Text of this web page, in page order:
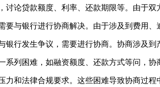
论贷款额度、利率、还款期限等。由于
与银行进行协商解决。由于涉及到费用、
行发生争议，需要进行协商。协商涉及到
列困难，如融资额度、还款方式等问，协
和法律合规要求。这些困难导致协商过